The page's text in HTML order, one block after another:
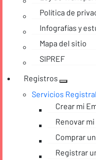
Infografías y
Mapa del sitio
SIPREF
Registros
Servicios
Crear mi
Renovar
Comprar
Registrar